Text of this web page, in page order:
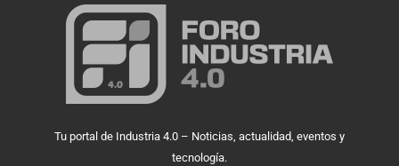
Tu portal de Industria 4.0 – Noticias, actualidad, eventos y
tecnología.